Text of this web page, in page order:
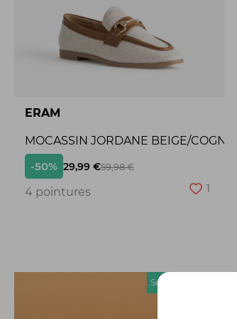
ERAM
MOCASSIN JORDANE BEIGE/COGNAC
-50% 29,99 €59,98 €
4 pointures 1
Seconde chance